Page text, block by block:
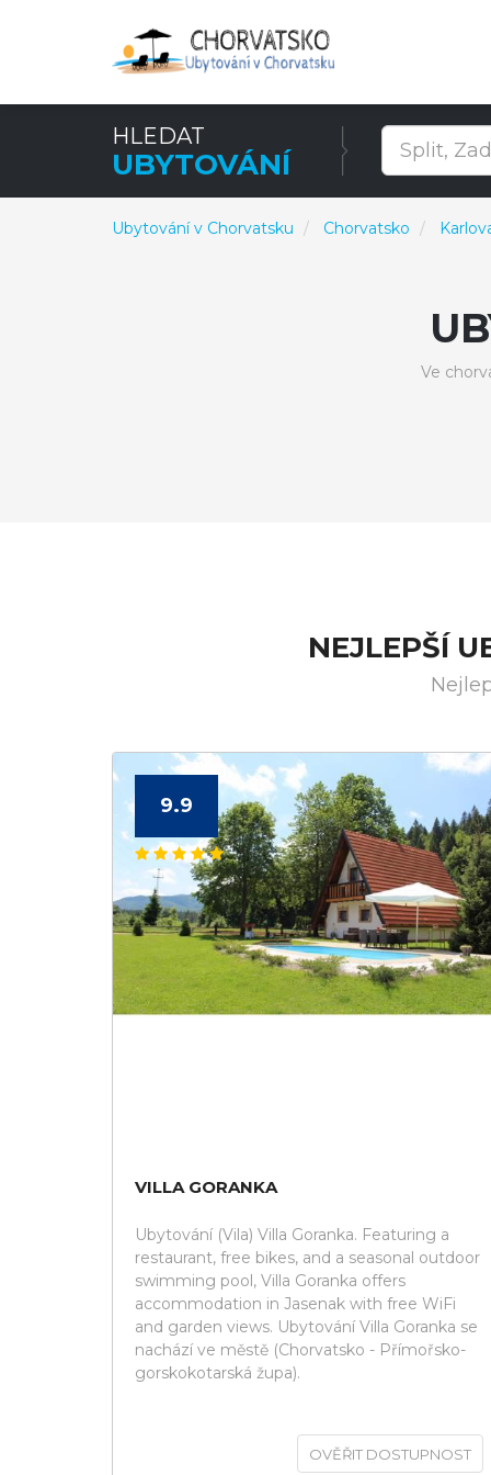
HLEDAT
UBYTOVÁNÍ
Ubytování v Chorvatsku Chorvatsko
Ve
NEJLEPŠÍ
9.9
VILLA GORANKA
Ubytování (Vila) Villa Goranka. Featuring a
restaurant, free bikes, and a seasonal outdoor
swimming pool, Villa Goranka offers
accommodation in Jasenak with free WiFi
and garden views. Ubytování Villa Goranka se
nachází ve městě (Chorvatsko - Přímořsko-
gorskokotarská župa).
OVĚŘIT DOSTUPNOST